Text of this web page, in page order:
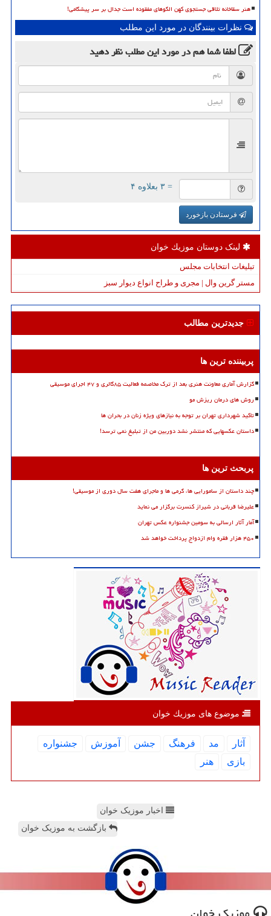
هنر سقاخانه تلاقی جستجوی کهن الگوهای مفقوده است جدال بر سر پیشگامی!
نظرات بینندگان در مورد این مطلب
لطفا شما همدر مورد این مطلبنظر دهید
= ۳ بعلاوه ۴
فرستادن بازخورد
لینک دوستان موزیك خوان
تبلیغات انتخابات مجلس
مستر گرین وال | مجری و طراح انواع دیوار سبز
جدیدترین مطالب
پربیننده ترین ها
گزارش آماری معاونت هنری بعد از ترک مخاصمه فعالیت ۸۵گالری و ۴۷ اجرای موسیقی
روش های درمان ریزش مو
تاکید شهرداری تهران بر توجه به نیازهای ویژه زنان در بحران ها
داستان عکسهایی که منتشر نشد دوربین من از تبلیغ نمی ترسد!
پربحث ترین ها
چند داستان از سامورایی ها، گرمی ها و ماجرای هفت سال دوری از موسیقی!
علیرضا قربانی در شیراز کنسرت برگزار می نماید
آمار آثار ارسالی به سومین جشنواره عکس تهران
۴۵۰ هزار فقره وام ازدواج پرداخت خواهد شد
موضوع های موزیك خوان
آثار مد فرهنگ جشن آموزش
جشنواره
بازی
هنر
اخبار موزیک خوان
بازگشت به موزیک خوان